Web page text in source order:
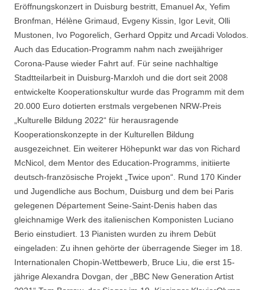
Eröffnungskonzert in Duisburg bestritt, Emanuel Ax, Yefim
Bronfman, Hélène Grimaud, Evgeny Kissin, Igor Levit, Olli
Mustonen, Ivo Pogorelich, Gerhard Oppitz und Arcadi Volodos.
Auch das Education-Programm nahm nach zweijähriger
Corona-Pause wieder Fahrt auf. Für seine nachhaltige
Stadtteilarbeit in Duisburg-Marxloh und die dort seit 2008
entwickelte Kooperationskultur wurde das Programm mit dem
20.000 Euro dotierten erstmals vergebenen NRW-Preis
„Kulturelle Bildung 2022“ für herausragende
Kooperationskonzepte in der Kulturellen Bildung
ausgezeichnet. Ein weiterer Höhepunkt war das von Richard
McNicol, dem Mentor des Education-Programms, initiierte
deutsch-französische Projekt „Twice upon“. Rund 170 Kinder
und Jugendliche aus Bochum, Duisburg und dem bei Paris
gelegenen Département Seine-Saint-Denis haben das
gleichnamige Werk des italienischen Komponisten Luciano
Berio einstudiert. 13 Pianisten wurden zu ihrem Debüt
eingeladen: Zu ihnen gehörte der überragende Sieger im 18.
Internationalen Chopin-Wettbewerb, Bruce Liu, die erst 15-
jährige Alexandra Dovgan, der „BBC New Generation Artist